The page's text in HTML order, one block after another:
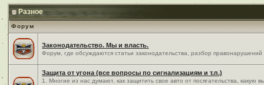
Разное
Форум
Законодательство. Мы и власть.
Форум, где обсуждаются статьи законодательства, разбор
Защита от угона (все вопросы по сигнализациям и т.п.)
1. Многие из нас думают, как защитить свое авто от посягательства, какую